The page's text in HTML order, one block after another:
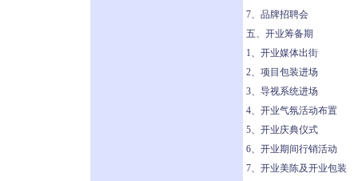
7、品牌招聘会
五、开业筹备期
1、开业媒体出街
2、项目包装进场
3、导视系统进场
4、开业气氛活动布置
5、开业庆典仪式
6、开业期间行销活动
7、开业美陈及开业包装